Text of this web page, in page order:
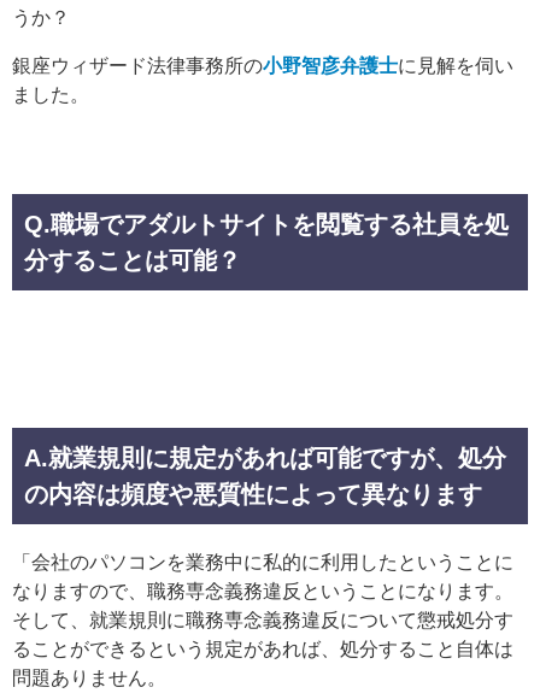
うか？
銀座ウィザード法律事務所の小野智彦弁護士に見解を伺い
ました。
Q.職場でアダルトサイトを閲覧する社員を処
分することは可能？
A.就業規則に規定があれば可能ですが、処分
の内容は頻度や悪質性によって異なります
「会社のパソコンを業務中に私的に利用したということに
なりますので、職務専念義務違反ということになります。
そして、就業規則に職務専念義務違反について懲戒処分す
ることができるという規定があれば、処分すること自体は
問題ありません。